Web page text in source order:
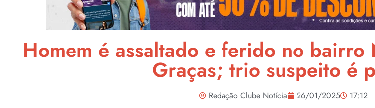
Homem é assaltado e ferido no bairro
Graças; trio suspeito é
Redação Clube Notícia 26/01/2025
17:12